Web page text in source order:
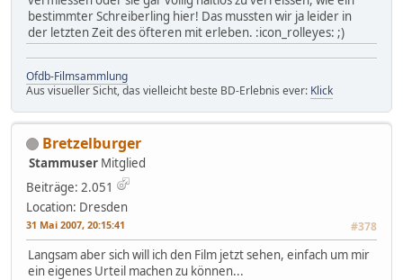
bestimmter Schreiberling hier! Das mussten wir ja leider in
der letzten Zeit des öfteren mit erleben. :icon_rolleyes: ;)
Ofdb-Filmsammlung
Aus visueller Sicht, das vielleicht beste BD-Erlebnis ever: Klick
Bretzelburger
Stammuser Mitglied
Beiträge: 2.051
Location: Dresden
31 Mai 2007, 20:15:41 #378
Langsam aber sich will ich den Film jetzt sehen, einfach um mir
ein eigenes Urteil machen zu können...